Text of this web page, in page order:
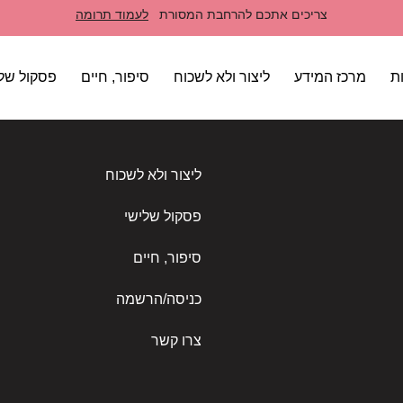
צריכים אתכם להרחבת המסורת לעמוד תרומה
מרכז המידע ליצור ולא לשכוח סיפור, חיים פסקול
ליצור ולא לשכוח
פסקול שלישי
סיפור, חיים
כניסה/הרשמה
צרו קשר